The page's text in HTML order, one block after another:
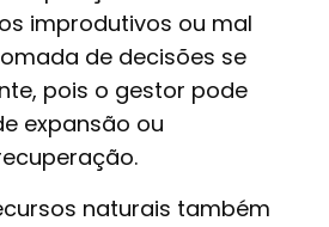
improdutivos ou mal
de decisões se
pois o gestor pode
expansão ou
naturais também